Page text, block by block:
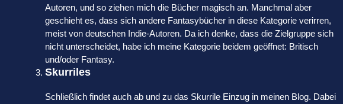
Autoren, und so ziehen mich die Bücher magisch an. Manchmal aber
geschieht es, dass sich andere Fantasybücher in diese Kategorie verirren,
meist von deutschen Indie-Autoren. Da ich denke, dass die Zielgruppe sich
nicht unterscheidet, habe ich meine Kategorie beidem geöffnet: Britisch
und/oder Fantasy.
Skurriles
Schließlich findet auch ab und zu das Skurrile Einzug in meinen Blog. Dabei